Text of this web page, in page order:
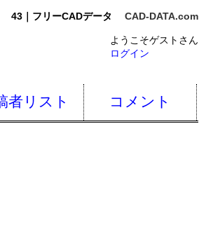
43｜フリーCADデータ CAD-DATA.com
ようこそゲストさん
ログイン
者リスト コメント